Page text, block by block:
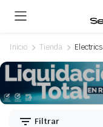
Inicio Tienda Electrics
Filtrar